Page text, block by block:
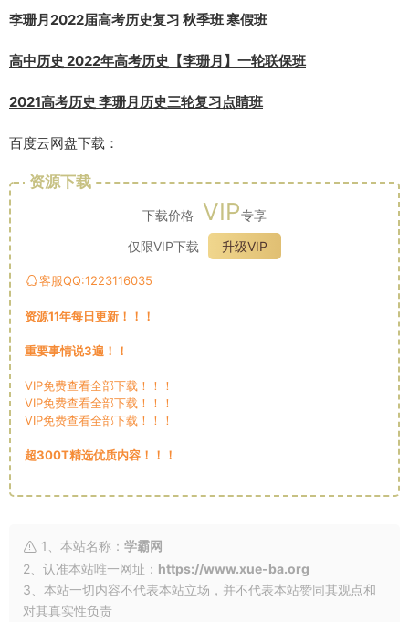
李珊月2022届高考历史复习 秋季班 寒假班
高中历史 2022年高考历史【李珊月】一轮联保班
2021高考历史 李珊月历史三轮复习点睛班
百度云网盘下载：
资源下载
下载价格 VIP专享
仅限VIP下载
升级VIP
客服QQ:1223116035
资源11年每日更新！！！
重要事情说3遍！！
VIP免费查看全部下载！！！
VIP免费查看全部下载！！！
VIP免费查看全部下载！！！
超300T精选优质内容！！！
1、本站名称： 学霸网
2、认准本站唯一网址： https://www.xue-ba.org
3、本站一切内容不代表本站立场，并不代表本站赞同其观点和
对其真实性负责